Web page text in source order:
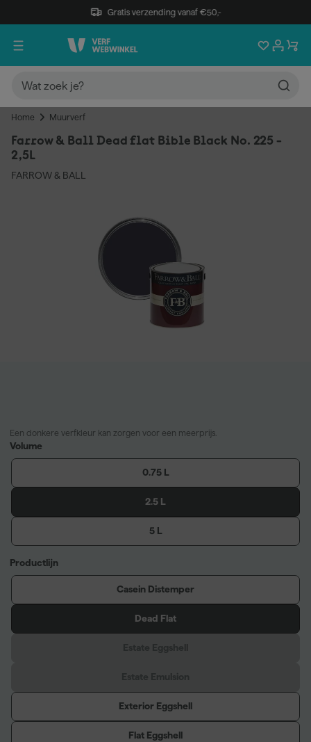
Gratis verzending vanaf €50,-
Home Muurverf
Farrow & Ball Dead flat Bible Black No. 225 -
2,5L
FARROW & BALL
Een donkere verfkleur kan zorgen voor een meerprijs.
Volume
0.75 L
2.5 L
5 L
Productlijn
Casein Distemper
Dead Flat
Exterior Eggshell
Flat Eggshell